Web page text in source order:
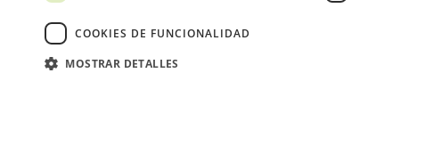
2026 ©NextCaddy.
COOKIES DE FUNCIONALIDAD
MOSTRAR DETALLES